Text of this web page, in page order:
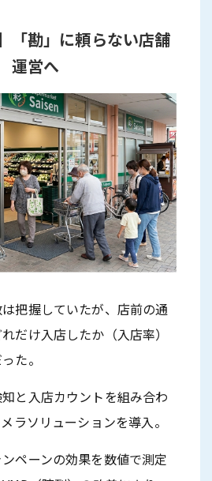
「勘」に頼らない店舗
運営へ
把握していたが、店前の通
だけ入店したか（入店率）
た。
と入店カウントを組み合わ
ラソリューションを導入。
ペーンの効果を数値で測定